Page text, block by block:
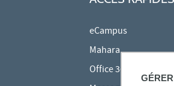
eCampus
Mahara
Office 365